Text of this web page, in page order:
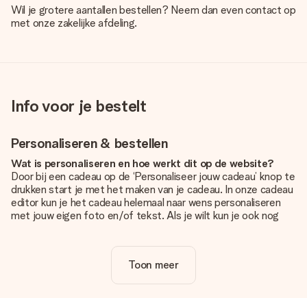
Wil je grotere aantallen bestellen? Neem dan even contact op
met onze zakelijke afdeling.
Info voor je bestelt
Personaliseren & bestellen
Wat is personaliseren en hoe werkt dit op de website?
Door bij een cadeau op de ‘Personaliseer jouw cadeau’ knop te
drukken start je met het maken van je cadeau. In onze cadeau
editor kun je het cadeau helemaal naar wens personaliseren
met jouw eigen foto en/of tekst. Als je wilt kun je ook nog
Is personalisatie in de prijs inbegrepen?
De prijs die op de website wordt getoond is inclusief de
Toon meer